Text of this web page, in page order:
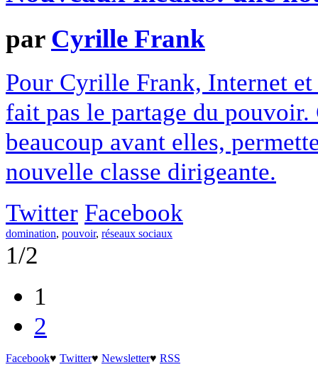
par Cyrille Frank
Pour Cyrille Frank, Internet
fait pas le partage du
beaucoup avant elles,
nouvelle classe dirigeante.
Twitter Facebook
domination, pouvoir, réseaux sociaux
1/2
1
2
Facebook♥ Twitter♥ Newsletter♥ RSS